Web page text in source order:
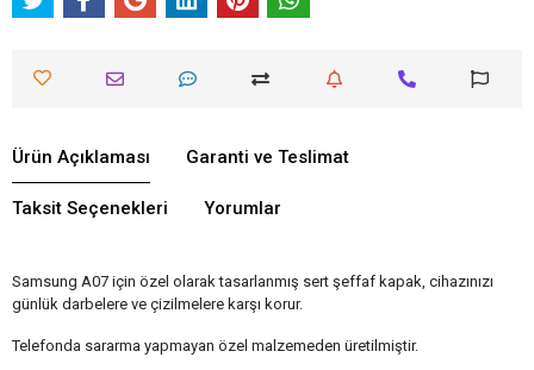
Ürün Açıklaması Garanti ve Teslimat
Taksit Seçenekleri Yorumlar
Samsung A07 için özel olarak tasarlanmış sert şeffaf kapak, cihazınızı
günlük darbelere ve çizilmelere karşı korur.
Telefonda sararma yapmayan özel malzemeden üretilmiştir.